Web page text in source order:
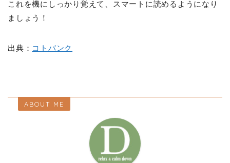
これを機にしっかり覚えて、スマートに読めるようになり
ましょう！
出典： コトバンク
ABOUT ME